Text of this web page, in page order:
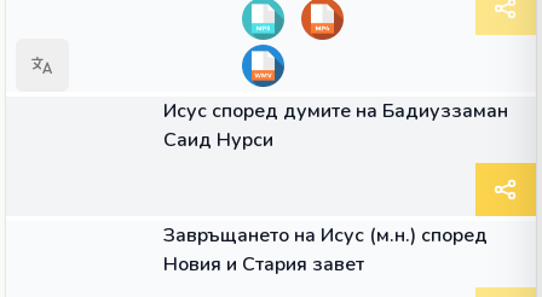
Исус според думите на Бадиуззаман
Саид Нурси
Завръщането на Исус (м.н.) според
Новия и Стария завет